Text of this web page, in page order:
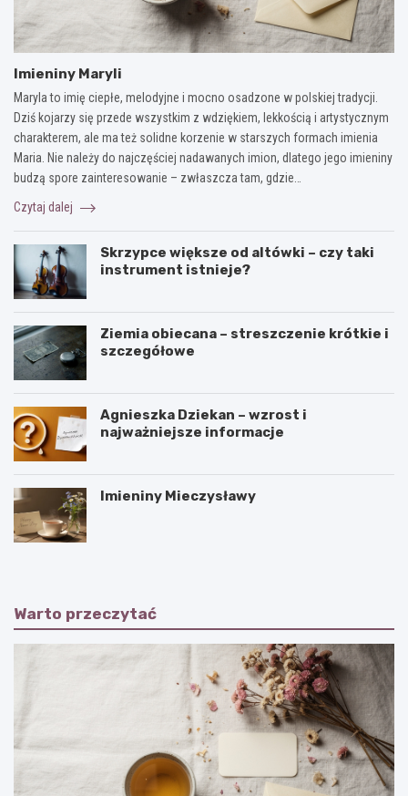
Imieniny Maryli
Maryla to imię ciepłe, melodyjne i mocno osadzone w polskiej tradycji.
Dziś kojarzy się przede wszystkim z wdziękiem, lekkością i artystycznym
charakterem, ale ma też solidne korzenie w starszych formach imienia
Maria. Nie należy do najczęściej nadawanych imion, dlatego jego imieniny
budzą spore zainteresowanie – zwłaszcza tam, gdzie…
Czytaj dalej
Skrzypce większe od altówki – czy taki
instrument istnieje?
Ziemia obiecana – streszczenie krótkie i
szczegółowe
Agnieszka Dziekan – wzrost i
najważniejsze informacje
Imieniny Mieczysławy
Warto przeczytać